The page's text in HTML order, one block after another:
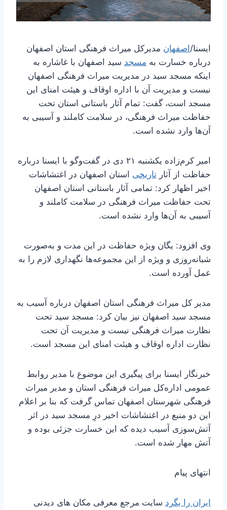
ایسنا/اصفهان مدیرکل میراث‌ فرهنگی استان اصفهان
درباره خسارت به مسجد سید اصفهان با غاشاره به
اینکه مسجد سید در مدیریت میراث‌ فرهنگی اصفهان
نیست و مدیریت آن با اداره اوقاف و هیئت امنای این
مسجد است، گفت: تمام آثار باستانی استان تحت
حفاظت میراث فرهنگی، در سلامت کاملند و آسیبی به
آن‌ها وارد نشده است.
امیر کرم‌زاده یکشنبه ۲۱ دی در گفت‌وگو با ایسنا درباره
حفاظت از آثار تاریخی استان اصفهان در اغتشاشات
اخیر اظهار کرد: تمامی آثار باستانی استان اصفهان
تحت حفاظت میراث فرهنگی در سلامت کاملند و
آسیبی به آن‌ها وارد نشده است.
وی افزود: یگان ویژه حفاظت در این مدت و به‌صورت
شبانه‌روزی و ویژه از این مجموعه‌ها نگهداری لازم را به
عمل آورده است.
مدیر کل میراث‌ فرهنگی استان اصفهان درباره آسیب به
مسجد سید اصفهان نیز بیان کرد: مسجد سید تحت
نظارت میراث فرهنگی نیست و مدیریت آن تحت
نظارت اداره اوقاف و هیئت امنای این‌ مسجد است.
خبرنگار ایسنا برای پیگیری این موضوع با مدیر روابط
عمومی اداره‌کل میراث‌ فرهنگی استان و مدیر میراث
فرهنگی شهرستان اصفهان تماس گرفت که بنا بر اعلام
این دو منبع در اغتشاشات اخیر درِ مسجد سید در اثر
آتش‌سوزی آسیب دیده که این خسارت جزئی بوده و
آتش مهار شده است.
انتهای پیام
ایران را بگرد سایت مرجع معرفی مکان های دیدنی